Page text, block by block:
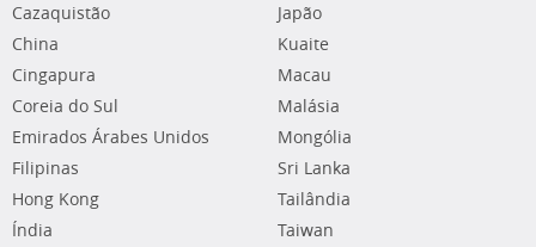
Cazaquistão
China
Cingapura
Coreia do Sul
Emirados Árabes Unidos
Filipinas
Hong Kong
Índia
Japão
Kuaite
Macau
Malásia
Mongólia
Sri Lanka
Tailândia
Taiwan